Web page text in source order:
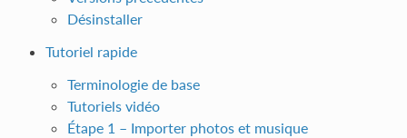
Désinstaller
Tutoriel rapide
Terminologie de base
Tutoriels vidéo
Étape 1 – Importer photos et musique